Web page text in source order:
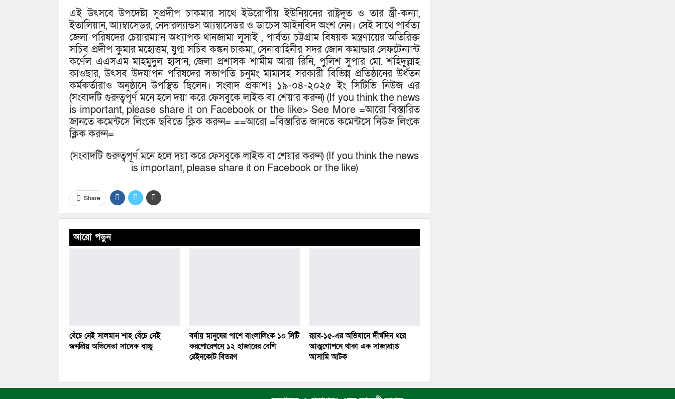
এই উৎসবে উপদেষ্টা সুপ্রদীপ চাকমার সাথে ইউরোপীয় ইউনিয়নের রাষ্ট্রদূত ও তার স্ত্রী-কন্যা,
ইতালিয়ান, আ্যম্বাসেডর, নেদারল্যান্ডস আ্যম্বাসেডর ও ডাচেস আইনবিদ অংশ নেন। সেই সাথে পার্বত্য
জেলা পরিষদের চেয়ারম্যান অধ্যাপক থানজামা লুসাই , পার্বত্য চট্টগ্রাম বিষয়ক মন্ত্রণায়ের অতিরিক্ত
সচিব প্রদীপ কুমার মহোত্তম, যুগ্ম সচিব কঙ্কন চাকমা, সেনাবাহিনীর সদর জোন কমান্ডার লেফটেন্যান্ট
কর্ণেল এএসএম মাহমুদুল হাসান, জেলা প্রশাসক শামীম আরা রিনি, পুলিশ সুপার মো. শহিদুল্লাহ
কাওছার, উৎসব উদযাপন পরিষদের সভাপতি চনুমং মামাসহ সরকারী বিভিন্ন প্রতিষ্ঠানের উর্ধতন
কর্মকর্তারাও অনুষ্ঠানে উপস্থিত ছিলেন। সংবাদ প্রকাশঃ ১৯-০৪-২০২৫ ইং সিটিভি নিউজ এর
(সংবাদটি গুরুত্বপূর্ণ মনে হলে দয়া করে ফেসবুকে লাইক বা শেয়ার করুন) (If you think the news
is important, please share it on Facebook or the like> See More =আরো বিস্তারিত
জানতে কমেন্টসে লিংকে ছবিতে ক্লিক করুন= ==আরো =বিস্তারিত জানতে কমেন্টসে নিউজ লিংকে
ক্লিক করুন=
(সংবাদটি গুরুত্বপূর্ণ মনে হলে দয়া করে ফেসবুকে লাইক বা শেয়ার করুন) (If you think the news
is important, please share it on Facebook or the like)
Share
আরো পড়ুন
বেঁচে নেই সালমান শাহ বেঁচে নেই
জনপ্রিয় অভিনেতা সাদেক বাচ্চু
বর্ষায় মানুষের পাশে বাংলালিংক ১০ সিটি
করপোরেশনে ১২ হাজারের বেশি
রেইনকোট বিতরণ
র‌্যাব-১৫-এর অভিযানে দীর্ঘদিন ধরে
আত্মগোপনে থাকা এক সাজাপ্রাপ্ত
আসামি আটক